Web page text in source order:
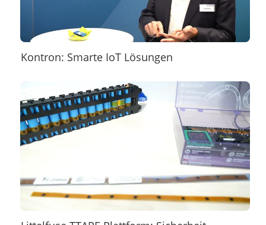
Kontron: Smarte IoT Lösungen